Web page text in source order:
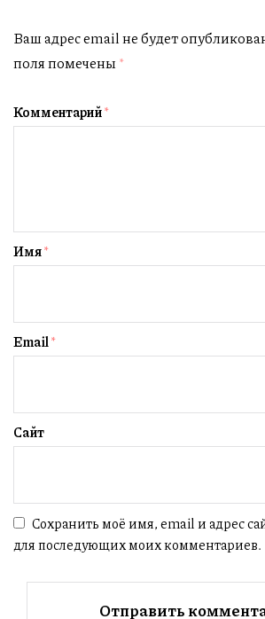
Ваш адрес email не будет
поля помечены *
Комментарий*
Имя*
Email*
Сайт
Сохранить моё имя, email и адрес
для последующих моих комментариев.